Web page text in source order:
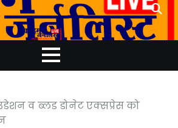
व ब्लड डोनेट एक्सप्रेस को